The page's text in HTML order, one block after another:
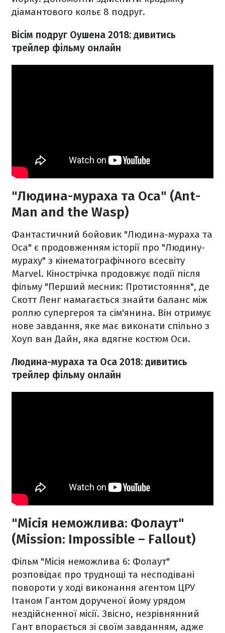
діамантового кольє 8 подруг.
Вісім подруг Оушена 2018: дивитись
трейлер фільму онлайн
"Людина-мураха та Оса" (Ant-
Man and the Wasp)
Фантастичний бойовик "Людина-мураха та
Оса" є продовженням історії про "Людину-
мураху" з кінематографічного всесвіту
Marvel. Кінострічка продовжує події після
фільму "Перший месник: Протистояння", де
Скотт Ленг намагається знайти баланс між
роллю супергероя та сім'янина. Він отримує
нове завдання, яке має виконати спільно з
Хоуп ван Дайн, яка вдягне костюм Оси.
Людина-мураха та Оса 2018: дивитись
трейлер фільму онлайн
"Місія неможлива: Фолаут"
(Mission: Impossible – Fallout)
Фільм "Місія неможлива 6: Фолаут"
розповідає про труднощі та несподівані
повороти у ході виконання агентом ЦРУ
Ітаном Гантом дорученої йому урядом
нездійсненної місії. Звісно, незрівнянний
Гант впорається зі своїм завданням, адже